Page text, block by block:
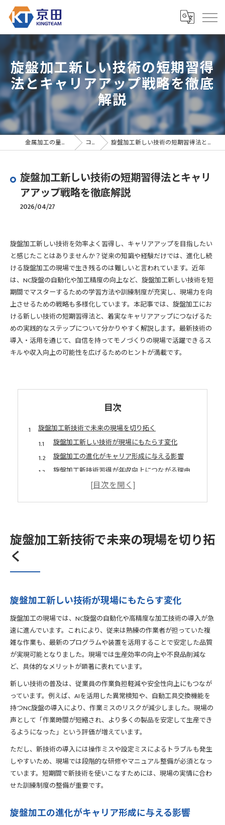
旋盤加工新しい技術の短期習得
法とキャリアアップ戦略を徹底
解説
金属加工の量産なら京田精密 コラム 旋盤加工新しい技術の短期習得法とキャリアアップ戦略を徹底解説
旋盤加工新しい技術の短期習得法とキャリ
アアップ戦略を徹底解説
2026/04/27
旋盤加工新しい技術を効率よく習得し、キャリアアップを目指したい
と感じたことはありませんか？従来の知識や経験だけでは、進化し続
ける旋盤加工の現場で生き残るのは難しいと言われています。近年
は、NC旋盤の自動化や加工精度の向上など、旋盤加工新しい技術を短
期間でマスターするための学習方法や訓練制度が充実し、現場力を向
上させるための戦略も多様化しています。本記事では、旋盤加工にお
ける新しい技術の短期習得法と、着実なキャリアアップにつなげるた
めの実践的なステップについて分かりやすく解説します。最新技術の
導入・活用を通じて、自信を持ってモノづくりの現場で活躍できるス
キルや収入向上の可能性を広げるためのヒントが満載です。
目次
旋盤加工新技術で未来の現場を切り拓く
旋盤加工新しい技術が現場にもたらす変化
旋盤加工の進化がキャリア形成に与える影響
旋盤加工新技術習得が年収向上につながる理由
旋盤加工で求められる今後のスキルセットとは
旋盤加工の独学と現場実践を両立する方法
短期間で身につく旋盤加工の革新技術とは
旋盤加工新しい技術で独学ロードマップを実践
旋盤加工のNC操作を効率よく覚える手順
旋盤加工革新技術が現場力向上に与える効果
旋盤加工OJT再現で学ぶ短期スキルアップ法
キャリアアップに直結する旋盤加工の新たな学び方
旋盤加工新しい技術でキャリアアップを目指す
旋盤加工資格取得が年収アップに有効な理由
旋盤加工現場で評価される学び方のコツ
旋盤加工スキル向上と転職成功の関連性
旋盤加工新技術を応用した就職戦略とは
精度向上をめざす旋盤加工技術の進化
旋盤加工新しい技術が精度向上を実現する要素
旋盤加工最新トレンドで品質を高める方法
旋盤加工新技術で未来の現場を切り拓
く
旋盤加工新しい技術が現場にもたらす変化
旋盤加工の現場では、NC旋盤の自動化や高精度な加工技術の導入が急
速に進んでいます。これにより、従来は熟練の作業者が担っていた複
雑な作業も、最新のプログラムや装置を活用することで安定した品質
が実現可能となりました。現場では生産効率の向上や不良品削減な
ど、具体的なメリットが顕著に表れています。
新しい技術の普及は、従業員の作業負担軽減や安全性向上にもつなが
っています。例えば、AIを活用した異常検知や、自動工具交換機能を
持つNC旋盤の導入により、作業ミスのリスクが減少しました。現場の
声として「作業時間が短縮され、より多くの製品を安定して生産でき
るようになった」という評価が増えています。
ただし、新技術の導入には操作ミスや設定ミスによるトラブルも発生
しやすいため、現場では段階的な研修やマニュアル整備が必須となっ
ています。短期間で新技術を使いこなすためには、現場の実情に合わ
せた訓練制度の整備が重要です。
旋盤加工の進化がキャリア形成に与える影響